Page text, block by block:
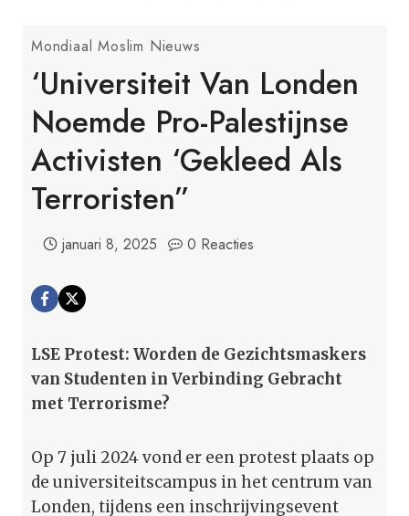
Mondiaal Moslim Nieuws
‘Universiteit Van Londen
Noemde Pro-Palestijnse
Activisten ‘gekleed Als
Terroristen”
januari 8, 2025 0 Reacties
LSE Protest: Worden de Gezichtsmaskers
van Studenten in Verbinding Gebracht
met Terrorisme?
Op 7 juli 2024 vond er een protest plaats op
de universiteitscampus in het centrum van
Londen, tijdens een inschrijvingsevent